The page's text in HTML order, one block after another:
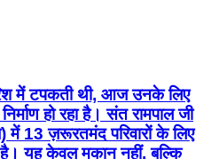
में टपकती थी, आज उनके लिए
हो रहा है। संत रामपाल जी
में 13 ज़रूरतमंद परिवारों के लिए
है। यह केवल मकान नहीं, बल्कि